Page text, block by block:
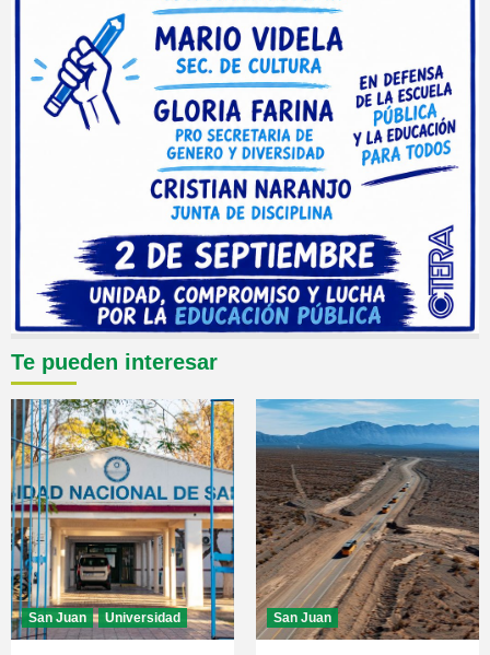
Te pueden interesar
San Juan Universidad San Juan